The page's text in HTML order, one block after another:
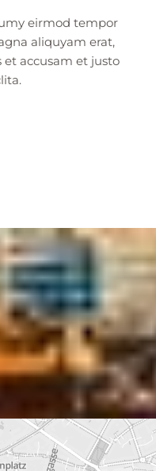
eirmod tempor
aliquyam erat,
et accusam et justo